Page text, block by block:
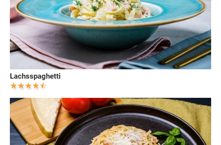
Lachsspaghetti